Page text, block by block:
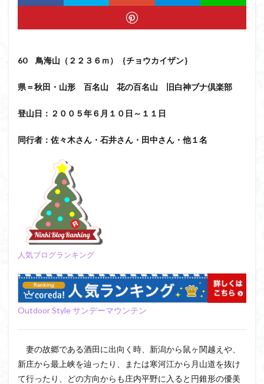
60 鳥海山（２２３６ｍ）｛チョウカイザン｝
県＝秋田・山形 百名山 花の百名山 旧白神ブナ倶楽部
登山日：２００５年６月１０日～１１日
同行者：佐々木さん・石井さん・田中さん・他１名
人気ブログランキング
Outdoor Style サンデーマウンテン
妻の故郷である酒田に出向く時、新潟から鼠ヶ関越えや、
新庄から最上峡を辿ったり、または寒河江から月山道を抜け
て行ったり、どの方向からも庄内平野に入ると円錐形の優美
山形県
小諸
官ノ倉山
宇津江四十八滝 子宝
月輪寺
月山 最高峰 暗沢山
昭和３７年
明神峠
旧白神ブナ倶楽部
旧ブナ倶楽部
新穂高ロープウェイ
新潟平野西縁
強風
斜陽館
愛知県
心太店
徳島県
白樺林
白鳥山
金山城
金尾山
野鳥
郡内
身延山
足和田山 足利 越谷市
越上山
貫ヶ岳
象の背 谷川岳 諏訪湖
西郷
鹿野山
高館山 高木石楠花
高山植物
高山岬
高山不動尊 高原 駒ケ岳
香川県